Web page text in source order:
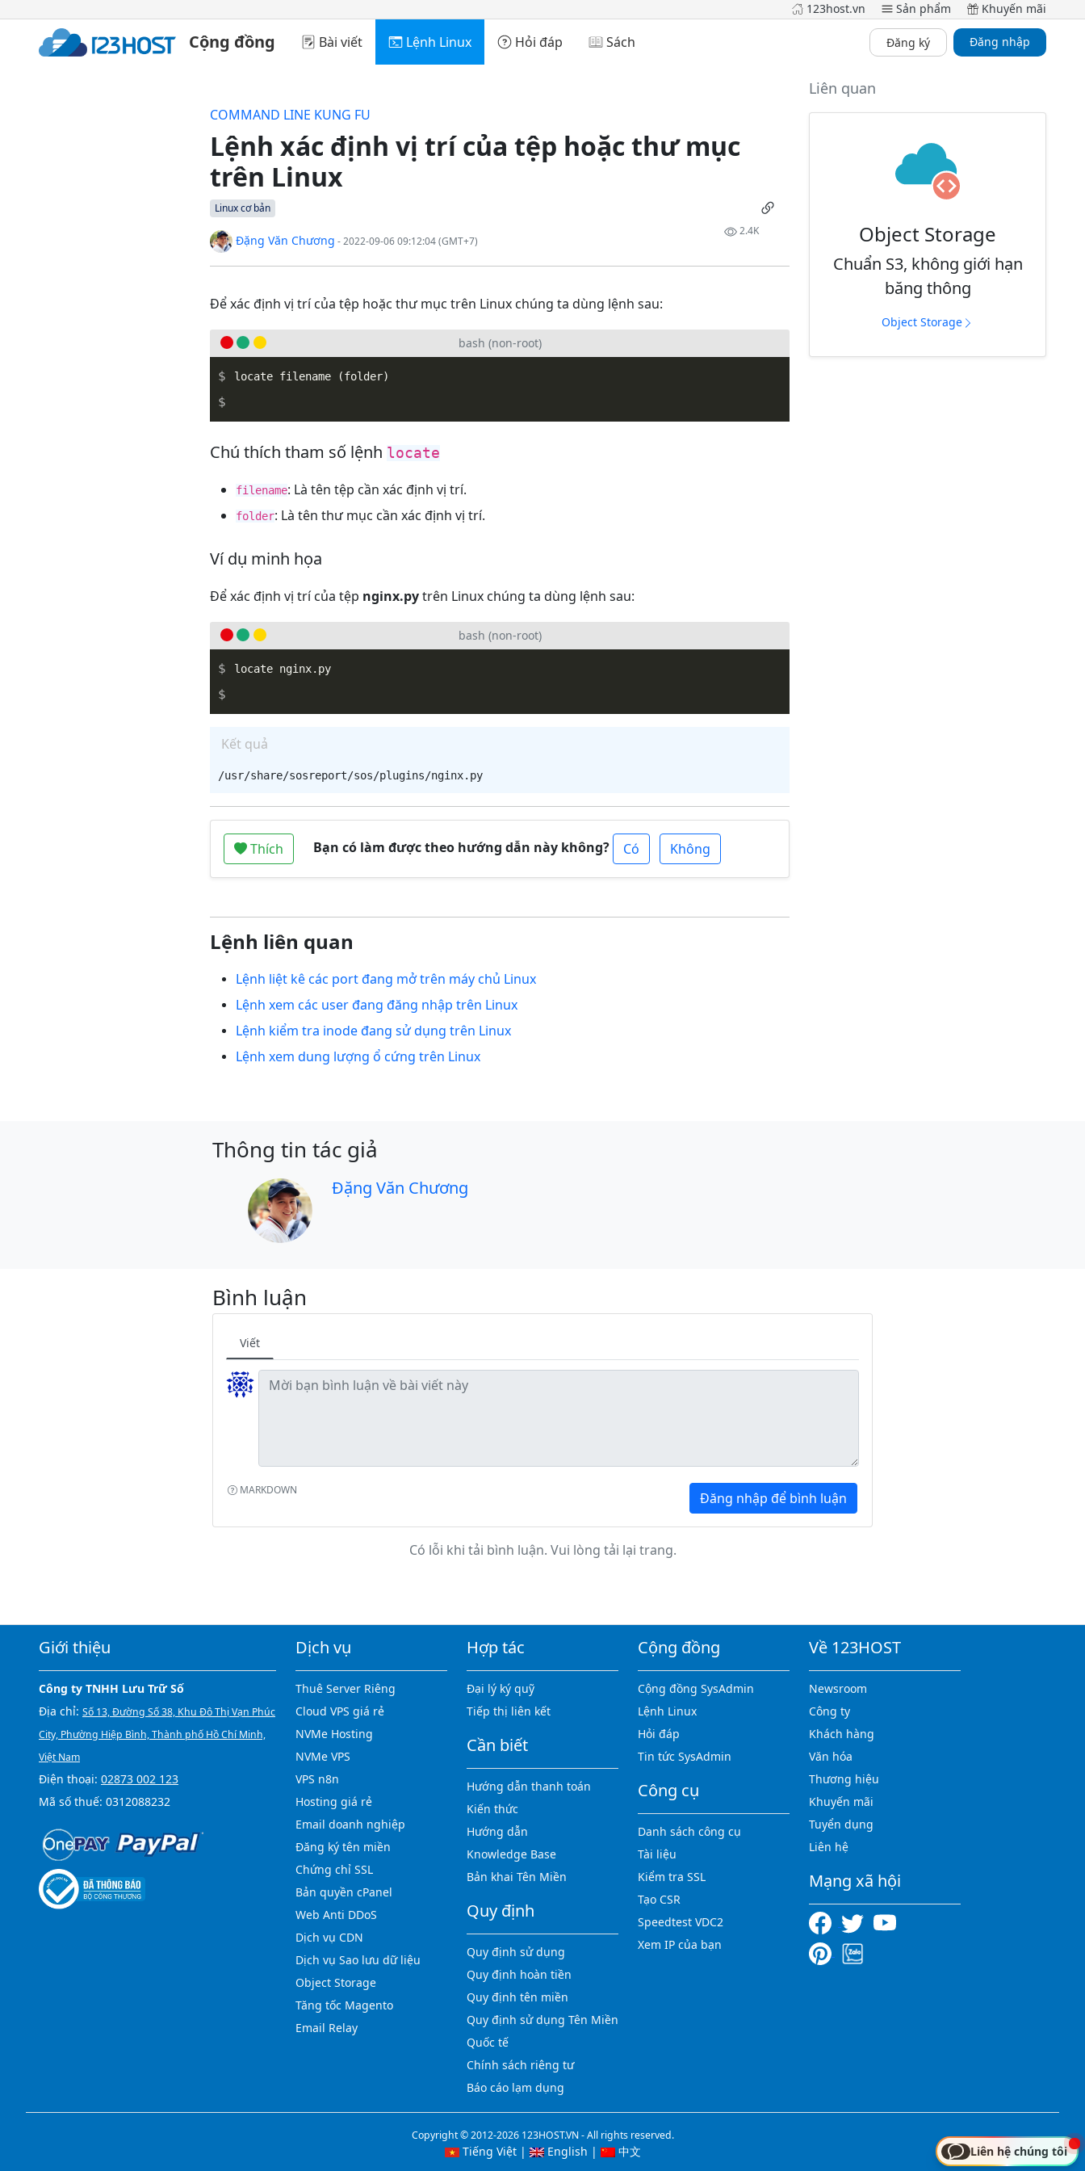
123host.vn Sản phẩm Khuyến mãi
Cộng đồng Bài viết Lệnh Linux Hỏi đáp Sách Đăng ký Đăng nhập
COMMAND LINE KUNG FU
Lệnh xác định vị trí của tệp hoặc thư mục
trên Linux
Linux cơ bản
2.4K
Đặng Văn Chương - 2022-09-06 09:12:04 (GMT+7)
Để xác định vị trí của tệp hoặc thư mục trên Linux chúng ta dùng lệnh sau:
bash (non-root)
Chú thích tham số lệnh locate
filename: Là tên tệp cần xác định vị trí.
folder: Là tên thư mục cần xác định vị trí.
Ví dụ minh họa
Để xác định vị trí của tệp nginx.pytrên Linux chúng ta dùng lệnh sau:
bash (non-root)
Kết quả
Thích Bạn có làm được theo hướng dẫn này không? Có Không
Lệnh liên quan
Lệnh liệt kê các port đang mở trên máy chủ Linux
Lệnh xem các user đang đăng nhập trên Linux
Lệnh kiểm tra inode đang sử dụng trên Linux
Lệnh xem dung lượng ổ cứng trên Linux
Liên quan
Object Storage
Chuẩn S3, không giới hạn
băng thông
Object Storage
Thông tin tác giả
Đặng Văn Chương
Bình luận
Viết
MARKDOWN Đăng nhập để bình luận
Có lỗi khi tải bình luận. Vui lòng tải lại trang.
Giới thiệu
Công ty TNHH Lưu Trữ Số
Địa chỉ: Số 13, Đường Số 38, Khu Đô Thị Vạn Phúc
City, Phường Hiệp Bình, Thành phố Hồ Chí Minh,
Việt Nam
Điện thoại: 02873 002 123
Mã số thuế: 0312088232
Dịch vụ
Thuê Server Riêng
Cloud VPS giá rẻ
NVMe Hosting
NVMe VPS
VPS n8n
Hosting giá rẻ
Email doanh nghiệp
Đăng ký tên miền
Chứng chỉ SSL
Bản quyền cPanel
Web Anti DDoS
Dịch vụ CDN
Dịch vụ Sao lưu dữ liệu
Object Storage
Tăng tốc Magento
Email Relay
Hợp tác
Đại lý ký quỹ
Tiếp thị liên kết
Cần biết
Hướng dẫn thanh toán
Kiến thức
Hướng dẫn
Knowledge Base
Bản khai Tên Miền
Quy định
Quy định sử dụng
Quy định hoàn tiền
Quy định tên miền
Quy định sử dụng Tên Miền
Quốc tế
Chính sách riêng tư
Báo cáo lạm dụng
Cộng đồng
Cộng đồng SysAdmin
Lệnh Linux
Hỏi đáp
Tin tức SysAdmin
Công cụ
Danh sách công cụ
Tài liệu
Kiểm tra SSL
Tạo CSR
Speedtest VDC2
Xem IP của bạn
Về 123HOST
Newsroom
Công ty
Khách hàng
Văn hóa
Thương hiệu
Khuyến mãi
Tuyển dụng
Liên hệ
Mạng xã hội
Copyright © 2012-2026 123HOST.VN - All rights reserved.
Tiếng Việt| English | 中文 Liên hệ chúng tôi